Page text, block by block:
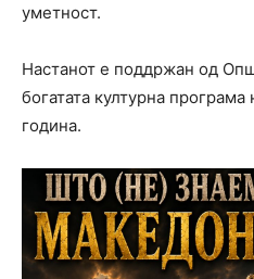
уметност.
Настанот е поддржан од
богатата културна
година.